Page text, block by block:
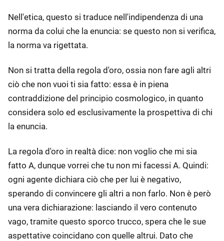
Nell'etica, questo si traduce nell'indipendenza di una
norma da colui che la enuncia: se questo non si verifica,
la norma va rigettata.
Non si tratta della regola d'oro, ossia non fare agli altri
ciò che non vuoi ti sia fatto: essa è in piena
contraddizione del principio cosmologico, in quanto
considera solo ed esclusivamente la prospettiva di chi
la enuncia.
La regola d'oro in realtà dice: non voglio che mi sia
fatto A, dunque vorrei che tu non mi facessi A. Quindi:
ogni agente dichiara ciò che per lui è negativo,
sperando di convincere gli altri a non farlo. Non è però
una vera dichiarazione: lasciando il vero contenuto
vago, tramite questo sporco trucco, spera che le sue
aspettative coincidano con quelle altrui. Dato che